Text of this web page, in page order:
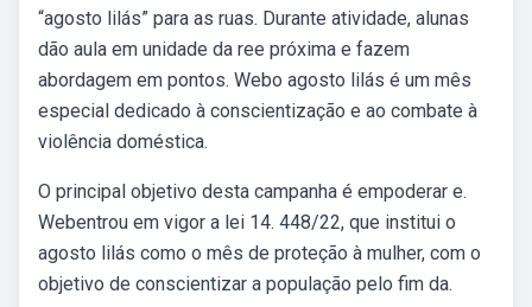
“agosto lilás” para as ruas. Durante atividade, alunas
dão aula em unidade da ree próxima e fazem
abordagem em pontos. Webo agosto lilás é um mês
especial dedicado à conscientização e ao combate à
violência doméstica.
O principal objetivo desta campanha é empoderar e.
Webentrou em vigor a lei 14. 448/22, que institui o
agosto lilás como o mês de proteção à mulher, com o
objetivo de conscientizar a população pelo fim da.